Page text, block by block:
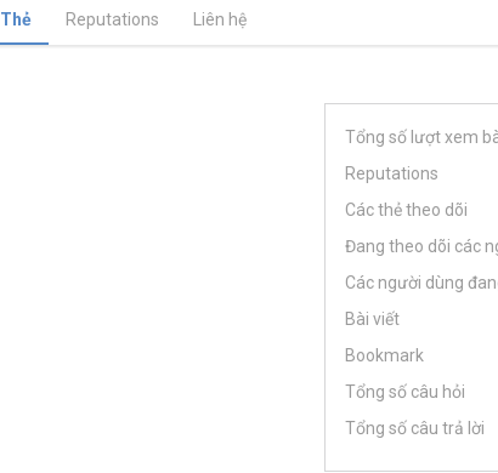
Thẻ Reputations Liên hệ
Tổng số lượt xem
Reputations
Các thẻ theo dõi
Đang theo dõi các
Các người dùng
Bài viết
Bookmark
Tổng số câu hỏi
Tổng số câu trả lời